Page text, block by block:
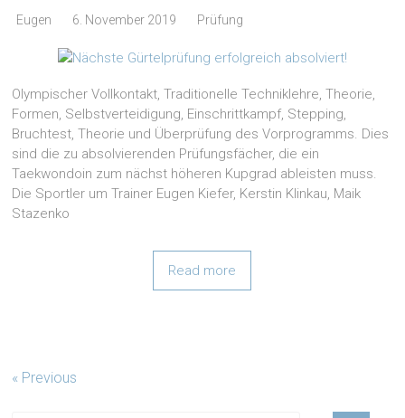
Eugen 6. November 2019 Prüfung
Olympischer Vollkontakt, Traditionelle Techniklehre, Theorie,
Formen, Selbstverteidigung, Einschrittkampf, Stepping,
Bruchtest, Theorie und Überprüfung des Vorprogramms. Dies
sind die zu absolvierenden Prüfungsfächer, die ein
Taekwondoin zum nächst höheren Kupgrad ableisten muss.
Die Sportler um Trainer Eugen Kiefer, Kerstin Klinkau, Maik
Stazenko
Read more
« Previous